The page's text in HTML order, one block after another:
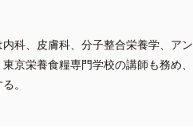
科、皮膚科、分子整合栄養学、アン
京栄養食糧専門学校の講師も務め、
。